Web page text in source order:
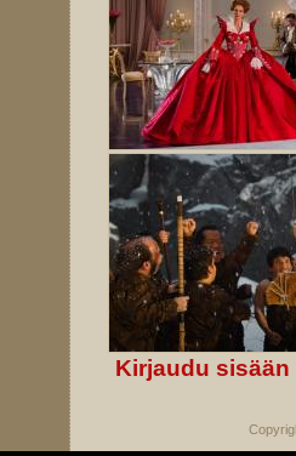
Kirjaudu sisään